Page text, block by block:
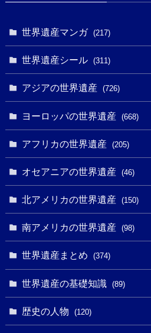
世界遺産マンガ (217)
世界遺産シール (311)
アジアの世界遺産 (726)
(6)
(10)
(10)
ヨーロッパの世界遺産 (668)
(4)
(3)
(6)
(1)
(43)
アフリカの世界遺産 (205)
(8)
(1)
(32)
(13)
オセアニアの世界遺産 (46)
(25)
(6)
(1)
北アメリカの世界遺産 (150)
(31)
(27)
南アメリカの世界遺産 (98)
(4)
世界遺産まとめ (374)
世界遺産の基礎知識 (89)
歴史の人物 (120)